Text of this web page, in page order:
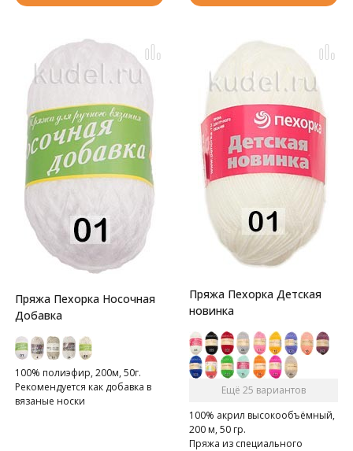
Пряжа Пехорка Носочная
Добавка
100% полиэфир, 200м, 50г.
Рекомендуется как добавка в
вязаные носки
Пряжа Пехорка Детская
новинка
Ещё 25 вариантов
100% акрил высокообъёмный,
200 м, 50 гр.
Пряжа из специального